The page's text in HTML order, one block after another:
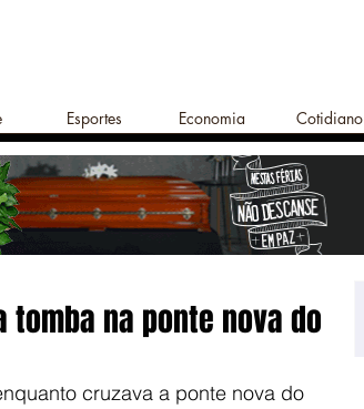
Esportes Economia Cotidiano
na ponte nova do
cruzava a ponte nova do